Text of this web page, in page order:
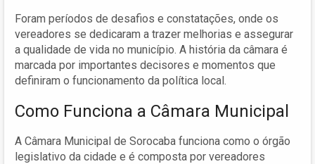
Foram períodos de desafios e constatações, onde os
vereadores se dedicaram a trazer melhorias e assegurar
a qualidade de vida no município. A história da câmara é
marcada por importantes decisores e momentos que
definiram o funcionamento da política local.
Como Funciona a Câmara Municipal
A Câmara Municipal de Sorocaba funciona como o órgão
legislativo da cidade e é composta por vereadores